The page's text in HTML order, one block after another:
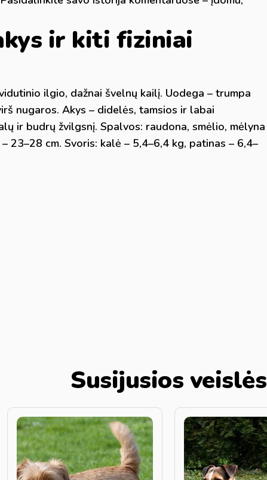
ir kiti fiziniai
ilgio, dažnai švelnų kailį. Uodega – trumpa
nugaros. Akys – didelės, tamsios ir labai
ir budrų žvilgsnį. Spalvos: raudona, smėlio, mėlyna
23–28 cm. Svoris: kalė – 5,4–6,4 kg, patinas – 6,4–
Susijusios veislės